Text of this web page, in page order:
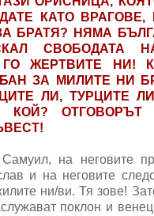
КАТО ВРАГОВЕ,
БРАТЯ? НЯМА
СВОБОДАТА
ГО ЖЕРТВИТЕ НИ!
ЗА МИЛИТЕ НИ
ЛИ, ТУРЦИТЕ
КОЙ?
на неговите
и на неговите
ни/ви. Тя зове!
поклон и